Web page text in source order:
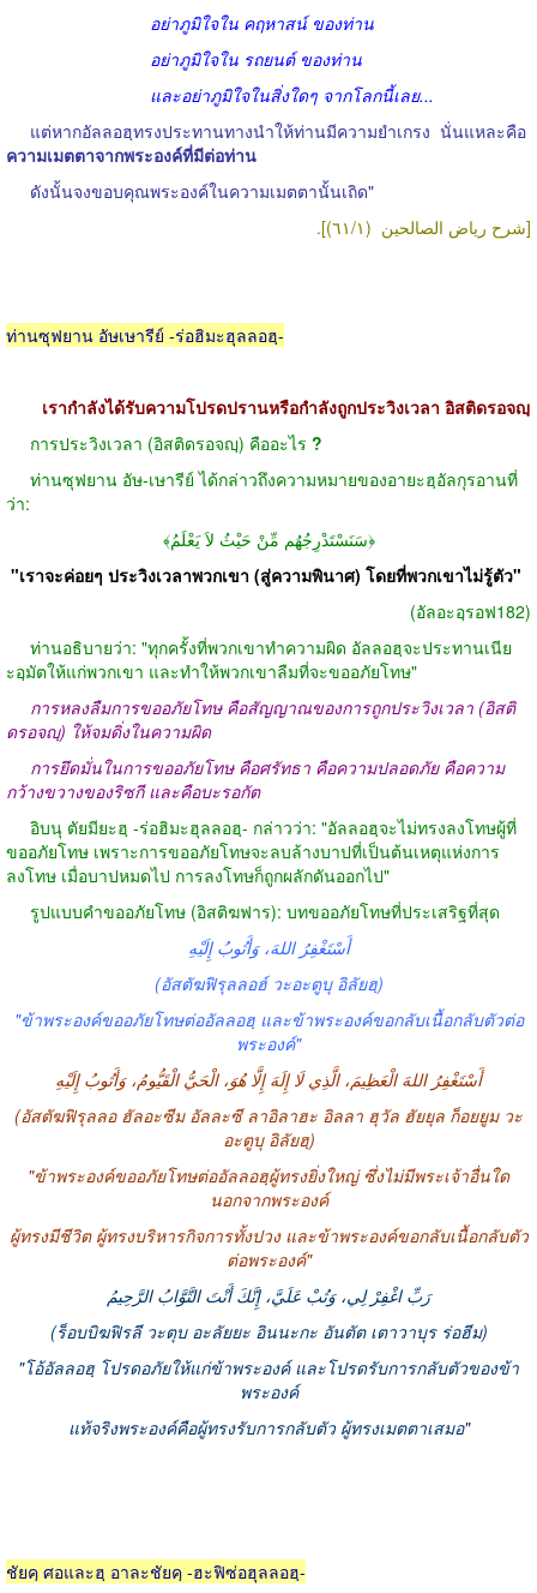
อย่าภูมิใจใน คฤหาสน์ ของท่าน
อย่าภูมิใจใน รถยนต์ ของท่าน
และอย่าภูมิใจในสิ่งใดๆ จากโลกนี้เลย...
แต่หากอัลลอฮฺทรงประทานทางนำให้ท่านมีความยำเกรง นั่นแหละคือ
ความเมตตาจากพระองค์ที่มีต่อท่าน
ดังนั้นจงขอบคุณพระองค์ในความเมตตานั้นเถิด"
[شرح رياض الصالحين (٦١/١)].
ท่านซุฟยาน อัษเษารีย์ -ร่อฮิมะฮุลลอฮฺ-
เรากำลังได้รับความโปรดปรานหรือกำลังถูกประวิงเวลา อิสติดรอจญฺ
การประวิงเวลา (อิสติดรอจญฺ) คืออะไร ?
ท่านซุฟยาน อัษ-เษารีย์ ได้กล่าวถึงความหมายของอายะฮฺอัลกุรอานที่
ว่า:
﴿سَنَسْتَدْرِجُهُم مِّنْ حَيْثُ لاَ يَعْلَمُ﴾
"เราจะค่อยๆ ประวิงเวลาพวกเขา (สู่ความพินาศ) โดยที่พวกเขาไม่รู้ตัว"
(อัลอะอฺรอฟ182)
ท่านอธิบายว่า: "ทุกครั้งที่พวกเขาทำความผิด อัลลอฮฺจะประทานเนีย
ะอฺมัตให้แก่พวกเขา และทำให้พวกเขาลืมที่จะขออภัยโทษ"
การหลงลืมการขออภัยโทษ คือสัญญาณของการถูกประวิงเวลา (อิสติ
ดรอจญฺ) ให้จมดิ่งในความผิด
การยึดมั่นในการขออภัยโทษ คือศรัทธา คือความปลอดภัย คือความ
กว้างขวางของริซกี และคือบะรอกัต
อิบนุ ตัยมียะฮฺ -ร่อฮิมะฮุลลอฮฺ- กล่าวว่า: "อัลลอฮฺจะไม่ทรงลงโทษผู้ที่
ขออภัยโทษ เพราะการขออภัยโทษจะลบล้างบาปที่เป็นต้นเหตุแห่งการ
ลงโทษ เมื่อบาปหมดไป การลงโทษก็ถูกผลักดันออกไป"
รูปแบบคำขออภัยโทษ (อิสติฆฟาร): บทขออภัยโทษที่ประเสริฐที่สุด
أَسْتَغْفِرُ اللهَ، وَأَتُوبُ إِلَيْهِ
(อัสตัฆฟิรุลลอฮ์ วะอะตูบุ อิลัยฮฺ)
"ข้าพระองค์ขออภัยโทษต่ออัลลอฮฺ และข้าพระองค์ขอกลับเนื้อกลับตัวต่อ
พระองค์"
أَسْتَغْفِرُ اللهَ الْعَظِيمَ، الَّذِي لَا إِلَهَ إِلَّا هُوَ، الْحَيُّ الْقَيُّومُ، وَأَتُوبُ إِلَيْهِ
(อัสตัฆฟิรุลลอ ฮัลอะซีม อัลละซี ลาอิลาฮะ อิลลา ฮุวัล ฮัยยุล ก็อยยูม วะ
อะตูบุ อิลัยฮฺ)
"ข้าพระองค์ขออภัยโทษต่ออัลลอฮฺผู้ทรงยิ่งใหญ่ ซึ่งไม่มีพระเจ้าอื่นใด
นอกจากพระองค์
ผู้ทรงมีชีวิต ผู้ทรงบริหารกิจการทั้งปวง และข้าพระองค์ขอกลับเนื้อกลับตัว
ต่อพระองค์"
رَبِّ اغْفِرْ لِي، وَتُبْ عَلَيَّ، إِنَّكَ أَنْتَ التَّوَّابُ الرَّحِيمُ
(ร็อบบิฆฟิรลี วะตุบ อะลัยยะ อินนะกะ อันตัต เตาวาบุร ร่อฮีม)
"โอ้อัลลอฮฺ โปรดอภัยให้แก่ข้าพระองค์ และโปรดรับการกลับตัวของข้า
พระองค์
แท้จริงพระองค์คือผู้ทรงรับการกลับตัว ผู้ทรงเมตตาเสมอ"
ชัยคฺ ศอและฮฺ อาละชัยคฺ -ฮะฟิซ่อฮุลลอฮฺ-